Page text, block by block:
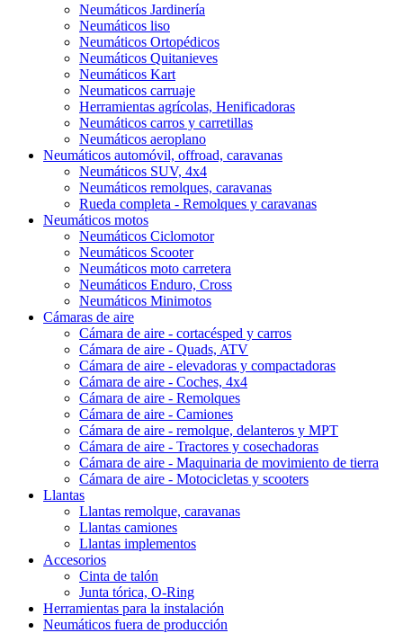
Neumáticos Jardinería
Neumáticos liso
Neumáticos Ortopédicos
Neumáticos Quitanieves
Neumáticos Kart
Neumaticos carruaje
Herramientas agrícolas, Henificadoras
Neumáticos carros y carretillas
Neumáticos aeroplano
Neumáticos automóvil, offroad, caravanas
Neumáticos SUV, 4x4
Neumáticos remolques, caravanas
Rueda completa - Remolques y caravanas
Neumáticos motos
Neumáticos Ciclomotor
Neumáticos Scooter
Neumáticos moto carretera
Neumáticos Enduro, Cross
Neumáticos Minimotos
Cámaras de aire
Cámara de aire - cortacésped y carros
Cámara de aire - Quads, ATV
Cámara de aire - elevadoras y compactadoras
Cámara de aire - Coches, 4x4
Cámara de aire - Remolques
Cámara de aire - Camiones
Cámara de aire - remolque, delanteros y MPT
Cámara de aire - Tractores y cosechadoras
Cámara de aire - Maquinaria de movimiento de tierra
Cámara de aire - Motocicletas y scooters
Llantas
Llantas remolque, caravanas
Llantas camiones
Llantas implementos
Accesorios
Cinta de talón
Junta tórica, O-Ring
Herramientas para la instalación
Neumáticos fuera de producción